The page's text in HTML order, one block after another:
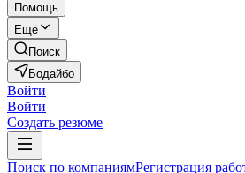
Помощь
Ещё
Поиск
Бодайбо
Войти
Войти
Создать резюме
Поиск по компаниямРегистрация